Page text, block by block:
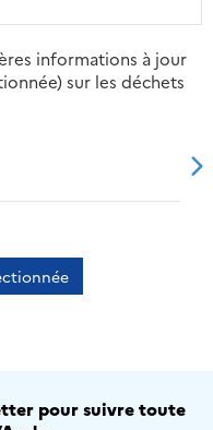
informations à jour
sur les déchets
pour suivre toute